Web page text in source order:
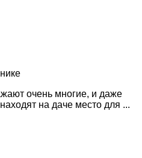
очень многие, и даже
на даче место для ...